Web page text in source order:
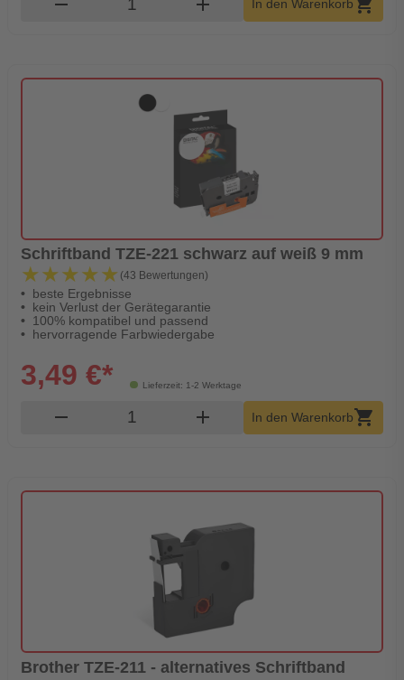
In den Warenkorb
Schriftband TZE-221 schwarz auf weiß 9 mm
★★★★★
★★★★★ (43 Bewertungen)
beste Ergebnisse
kein Verlust der Gerätegarantie
100% kompatibel und passend
hervorragende Farbwiedergabe
Lieferzeit: 1-2 Werktage
3,49 €*
remove Produkt Warenkorb Menge
add In den Warenkorbshopping_cart
Brother TZE-211 - alternatives Schriftband